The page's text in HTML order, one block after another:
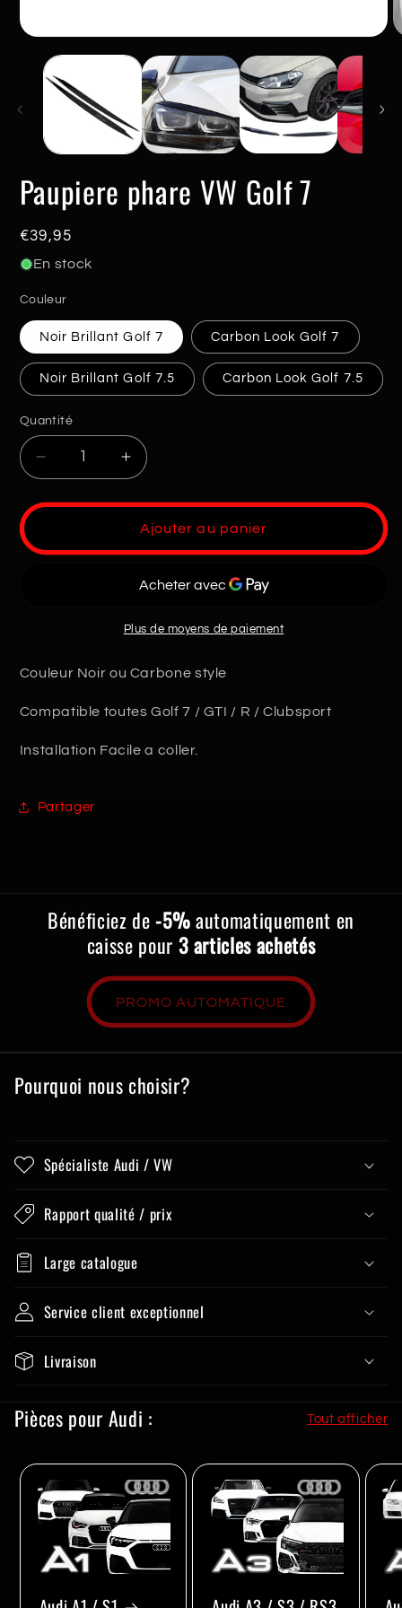
média
une
modale
Paupiere phare VW Golf 7
Prix
habituel
€39,95
En stock
Couleur
Noir Brillant Golf 7 Carbon Look Golf 7
Noir Brillant Golf 7.5 Carbon Look Golf 7.5
Quantité
Quantité
Réduire
la
quantité
Paupiere
Augmenter
la
quantité
de
VW
7
Ajouter au panier
Plus de moyens de paiement
Couleur Noir ou Carbone style
Compatible toutes Golf 7 / GTI / R / Clubsport
Installation Facile a coller.
Partager
Bénéficiez de-5%automatiquement en
caisse pour 3 articles achetés
PROMO AUTOMATIQUE
Pourquoi nous choisir?
Spécialiste Audi / VW
Rapport qualité / prix
Large catalogue
Service client exceptionnel
Livraison
Pièces pour Audi : Tout afficher